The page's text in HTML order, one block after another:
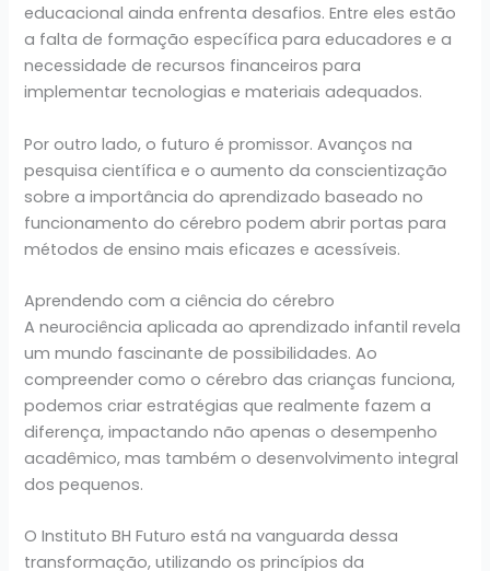
educacional ainda enfrenta desafios. Entre eles estão
a falta de formação específica para educadores e a
necessidade de recursos financeiros para
implementar tecnologias e materiais adequados.
Por outro lado, o futuro é promissor. Avanços na
pesquisa científica e o aumento da conscientização
sobre a importância do aprendizado baseado no
funcionamento do cérebro podem abrir portas para
métodos de ensino mais eficazes e acessíveis.
Aprendendo com a ciência do cérebro
A neurociência aplicada ao aprendizado infantil revela
um mundo fascinante de possibilidades. Ao
compreender como o cérebro das crianças funciona,
podemos criar estratégias que realmente fazem a
diferença, impactando não apenas o desempenho
acadêmico, mas também o desenvolvimento integral
dos pequenos.
O Instituto BH Futuro está na vanguarda dessa
transformação, utilizando os princípios da